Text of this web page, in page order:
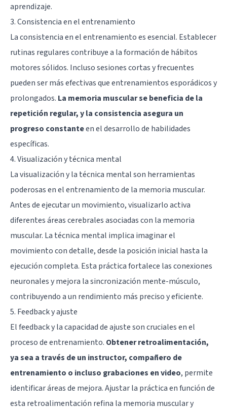
aprendizaje.
3. Consistencia en el entrenamiento
La consistencia en el entrenamiento es esencial. Establecer
rutinas regulares contribuye a la formación de hábitos
motores sólidos. Incluso sesiones cortas y frecuentes
pueden ser más efectivas que entrenamientos esporádicos y
prolongados. La memoria muscular se beneficia de la
repetición regular, y la consistencia asegura un
progreso constanteen el desarrollo de habilidades
específicas.
4. Visualización y técnica mental
La visualización y la técnica mental son herramientas
poderosas en el entrenamiento de la memoria muscular.
Antes de ejecutar un movimiento, visualizarlo activa
diferentes áreas cerebrales asociadas con la memoria
muscular. La técnica mental implica imaginar el
movimiento con detalle, desde la posición inicial hasta la
ejecución completa. Esta práctica fortalece las conexiones
neuronales y mejora la sincronización mente-músculo,
contribuyendo a un rendimiento más preciso y eficiente.
5. Feedback y ajuste
El feedback y la capacidad de ajuste son cruciales en el
proceso de entrenamiento. Obtener retroalimentación,
ya sea a través de un instructor, compañero de
entrenamiento o incluso grabaciones en video, permite
identificar áreas de mejora. Ajustar la práctica en función de
esta retroalimentación refina la memoria muscular y